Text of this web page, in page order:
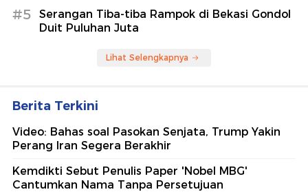
#5
Serangan Tiba-tiba Rampok di Bekasi Gondol
Duit Puluhan Juta
Lihat Selengkapnya
Berita Terkini
Video: Bahas soal Pasokan Senjata, Trump Yakin
Perang Iran Segera Berakhir
Kemdikti Sebut Penulis Paper 'Nobel MBG'
Cantumkan Nama Tanpa Persetujuan